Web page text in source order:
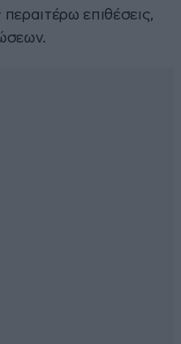
επιθέσεις,